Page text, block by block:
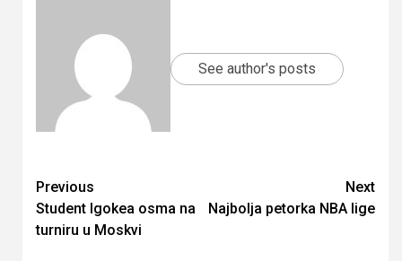
See author's posts
Continue
Reading
Previous
Student Igokea osma na
turniru u Moskvi
Next
Najbolja petorka NBA lige